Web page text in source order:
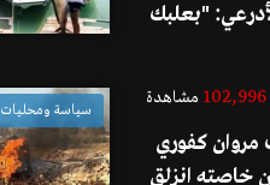
"بعلبك
102,996 مشاهدة
كفوري
"الفان خاصته انزلق
سياسة ومحليات